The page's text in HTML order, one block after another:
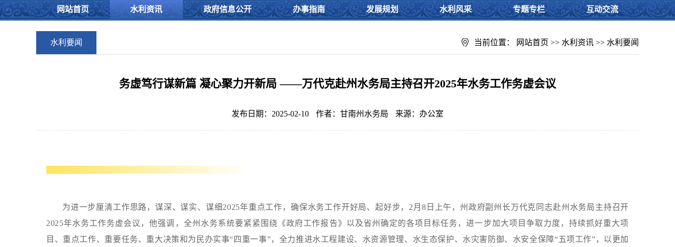
务
局,
网站首页 水利资讯 政府信息公开 办事指南 发展规划 水利风采 专题专栏 互动交流
水利要闻 当前位置： 网站首页 >> 水利资讯 >> 水利要闻
务虚笃行谋新篇 凝心聚力开新局 ——万代克赴州水务局主持召开2025年水务工作务虚会议
发布日期：2025-02-10 作者：甘南州水务局 来源：办公室
为进一步厘清工作思路，谋深、谋实、谋细2025年重点工作，确保水务工作开好局、起好步，2月8日上午，州政府副州长万代克同志赴州水务局主持召开
2025年水务工作务虚会议，他强调，全州水务系统要紧紧围绕《政府工作报告》以及省州确定的各项目标任务，进一步加大项目争取力度，持续抓好重大项
目、重点工作、重要任务、重大决策和为民办实事“四重一事”，全力推进水工程建设、水资源管理、水生态保护、水灾害防御、水安全保障“五项工作”，以更加